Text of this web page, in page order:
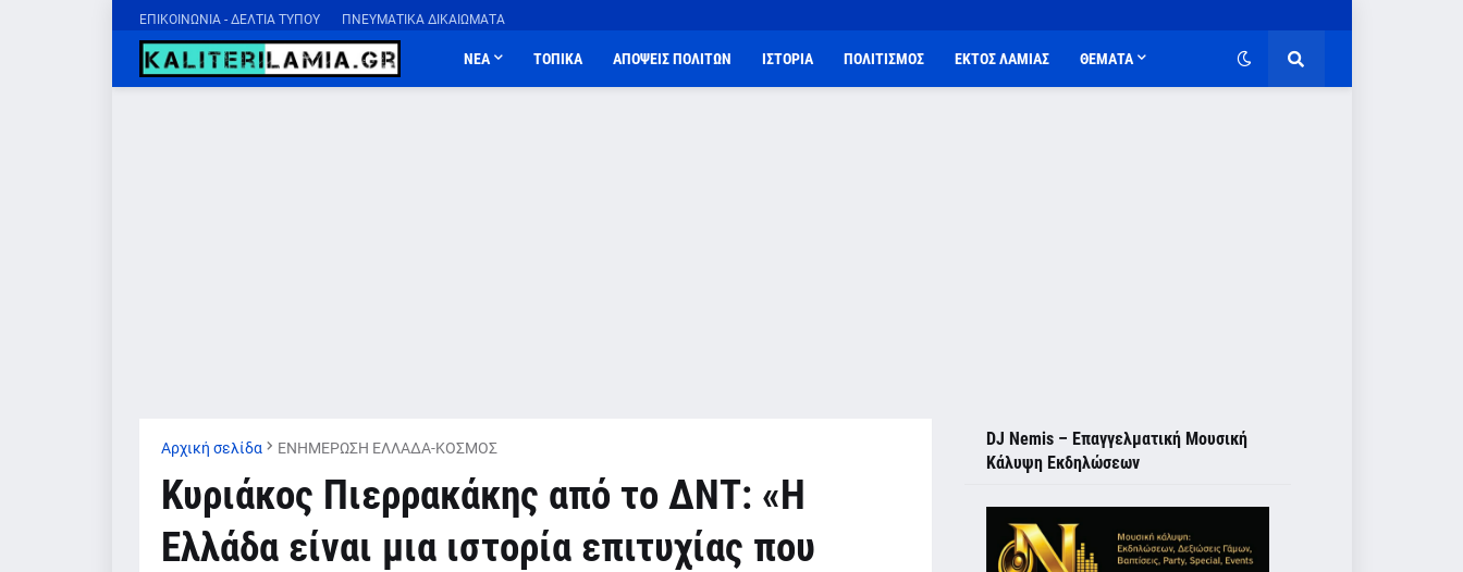
ΕΠΙΚΟΙΝΩΝΙΑ - ΔΕΛΤΙΑ ΤΥΠΟΥ ΠΝΕΥΜΑΤΙΚΑ ΔΙΚΑΙΩΜΑΤΑ
ΝΕΑ ΤΟΠΙΚΑ ΑΠΟΨΕΙΣ ΠΟΛΙΤΩΝ ΙΣΤΟΡΙΑ ΠΟΛΙΤΙΣΜΟΣ ΕΚΤΟΣ ΛΑΜΙΑΣ ΘΕΜΑΤΑ
Αρχική σελίδα ΕΝΗΜΕΡΩΣΗ ΕΛΛΑΔΑ-ΚΟΣΜΟΣ
Κυριάκος Πιερρακάκης από το ΔΝΤ: «Η
Ελλάδα είναι μια ιστορία επιτυχίας που
DJ Nemis – Επαγγελματική Μουσική
Κάλυψη Εκδηλώσεων